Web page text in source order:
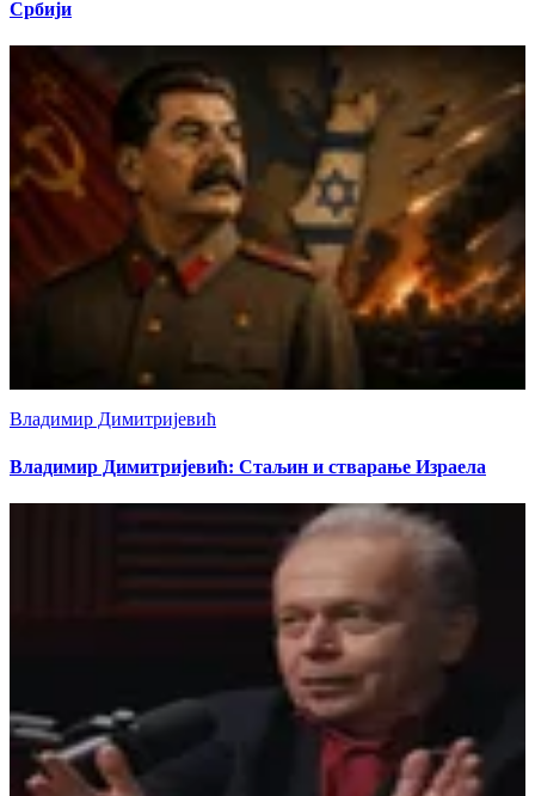
Србији
Владимир Димитријевић
Владимир Димитријевић: Стаљин и стварање Израела